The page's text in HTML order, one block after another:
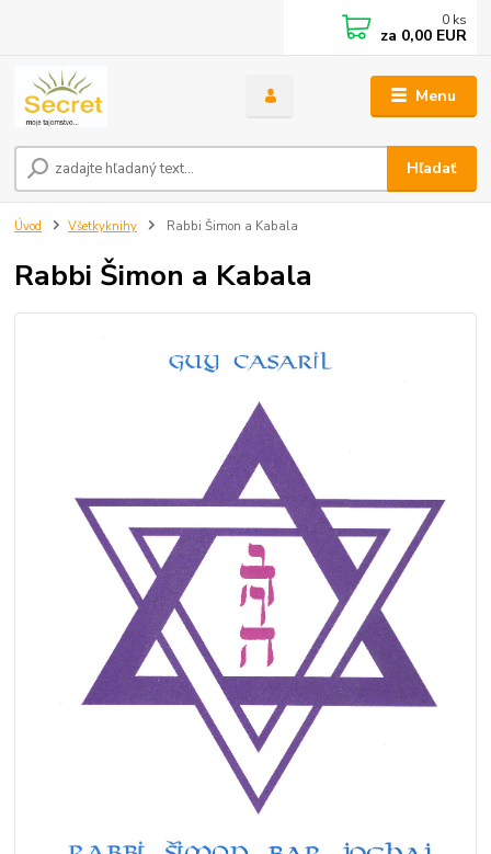
Menu
Hľadať
0 ks
za 0,00 EUR
Úvod Všetkyknihy Rabbi Šimon a Kabala
Rabbi Šimon a Kabala